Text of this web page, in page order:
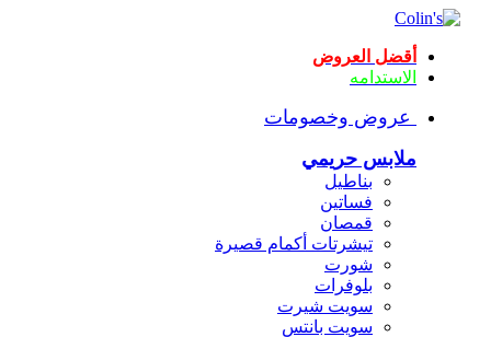
أقضل العروض
الاستدامه
عروض وخصومات
ملابس حريمي
بناطيل
فساتين
قمصان
تيشرتات أكمام قصيرة
شورت
بلوفرات
سويت شيرت
سويت بانتس